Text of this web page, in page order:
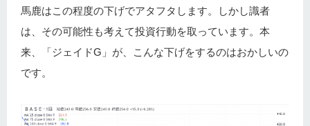
馬鹿はこの程度の下げでアタフタします。しかし識者
は、その可能性も考えて投資行動を取っています。本
来、「ジェイドG」が、こんな下げをするのはおかしいの
です。